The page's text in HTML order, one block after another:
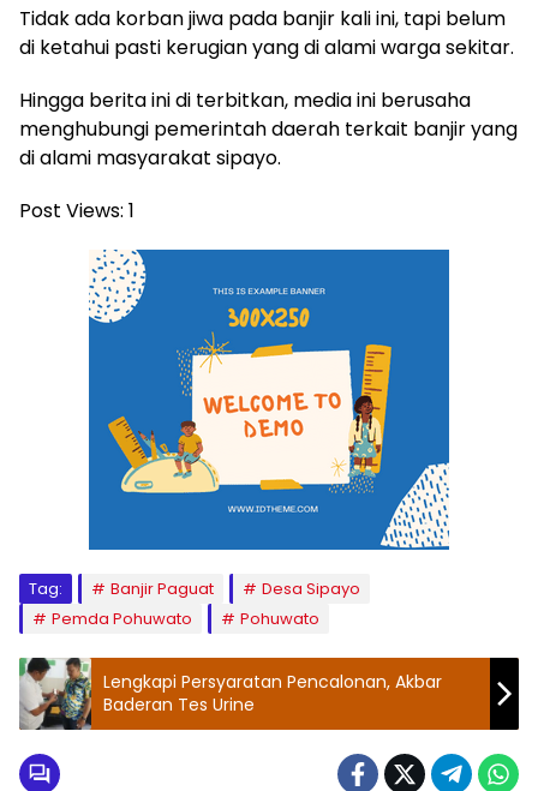
Tidak ada korban jiwa pada banjir kali ini, tapi belum
di ketahui pasti kerugian yang di alami warga sekitar.
Hingga berita ini di terbitkan, media ini berusaha
menghubungi pemerintah daerah terkait banjir yang
di alami masyarakat sipayo.
Post Views: 1
Tag: Banjir Paguat
Desa Sipayo
Pemda Pohuwato
Pohuwato
Lengkapi Persyaratan Pencalonan, Akbar
Baderan Tes Urine